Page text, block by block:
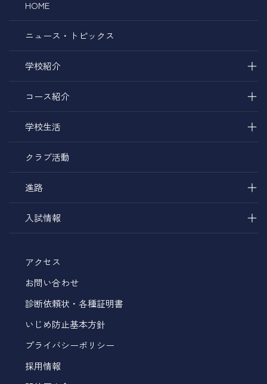
HOME
ニュース・トピックス
学校紹介 ＋
コース紹介 ＋
学校生活 ＋
クラブ活動
進路 ＋
入試情報 ＋
アクセス
お問い合わせ
診断依頼状・各種証明書
いじめ防止基本方針
プライバシーポリシー
採用情報